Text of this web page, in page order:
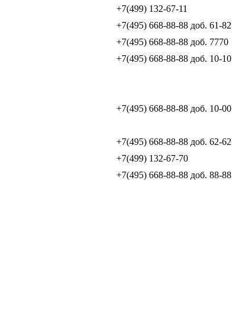
+7(499) 132-67-11
+7(495) 668-88-88 доб. 61-82
+7(495) 668-88-88 доб. 7770
+7(495) 668-88-88 доб. 10-10
+7(495) 668-88-88 доб. 10-00
+7(495) 668-88-88 доб. 62-62
+7(499) 132-67-70
+7(495) 668-88-88 доб. 88-88